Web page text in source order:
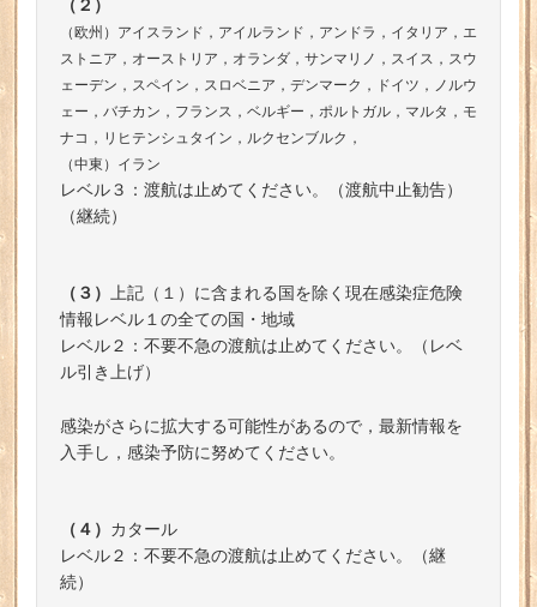
（欧州）アイスランド，アイルランド，アンドラ，イタリア，エ
ストニア，オーストリア，オランダ，サンマリノ，スイス，スウ
ェーデン，スペイン，スロベニア，デンマーク，ドイツ，ノルウ
ェー，バチカン，フランス，ベルギー，ポルトガル，マルタ，モ
ナコ，リヒテンシュタイン，ルクセンブルク，
（中東）イラン
レベル３：渡航は止めてください。（渡航中止勧告）
（継続）
（３） 上記（１）に含まれる国を除く現在感染症危険
情報レベル１の全ての国・地域
レベル２：不要不急の渡航は止めてください。（レベ
ル引き上げ）
感染がさらに拡大する可能性があるので，最新情報を
入手し，感染予防に努めてください。
（４） カタール
レベル２：不要不急の渡航は止めてください。（継
続）